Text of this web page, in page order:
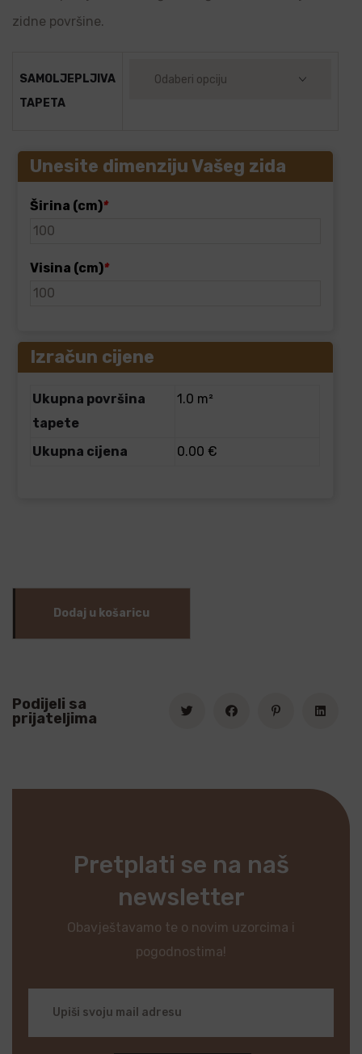
zidne površine.
SAMOLJEPLJIVA
TAPETA
Unesite dimenziju Vašeg zida
Širina (cm)*
Visina (cm)*
Izračun cijene
Ukupna površina
tapete
1.0 m²
Ukupna cijena 0.00 €
Dodaj u košaricu
Podijeli sa
prijateljima
Pretplati se na naš
newsletter
Obavještavamo te o novim uzorcima i
pogodnostima!